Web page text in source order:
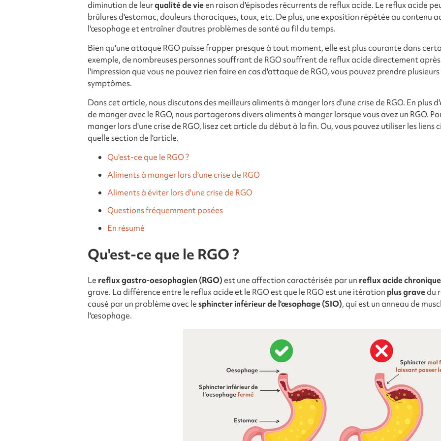
diminution de leurqualité de vieen raison d'épisodes récurrents de reflux acide. Le reflux acide
brûlures d'estomac, douleurs thoraciques, toux, etc. De plus, une exposition répétée au contenu
l'œsophage et entraîner d'autres problèmes de santé au fil du temps.
Bien qu'une attaque RGO puisse frapper presque à tout moment, elle est plus courante dans
exemple, de nombreuses personnes souffrant de RGO souffrent de reflux acide directement
l'impression que vous ne pouvez rien faire en cas d'attaque de RGO, vous pouvez prendre
symptômes.
Dans cet article, nous discutons des meilleurs aliments à manger lors d'une crise de RGO. En plus
de manger avec le RGO, nous partagerons divers aliments à manger lorsque vous avez un RGO.
manger lors d'une crise de RGO, lisez cet article du début à la fin. Ou, vous pouvez utiliser les
quelle section de l'article.
Qu'est-ce que le RGO ?
Aliments à manger lors d'une crise de RGO
Aliments à éviter lors d'une crise de RGO
Questions fréquemment posées
En résumé
Qu'est-ce que le RGO ?
Le reflux gastro-oesophagien (RGO)est une affection caractérisée par un reflux acide chronique
grave. La différence entre le reflux acide et le RGO est que le RGO est une itération plus gravedu
causé par un problème avec lesphincter inférieur de l'œsophage (SIO), qui est un anneau de
l'œsophage.